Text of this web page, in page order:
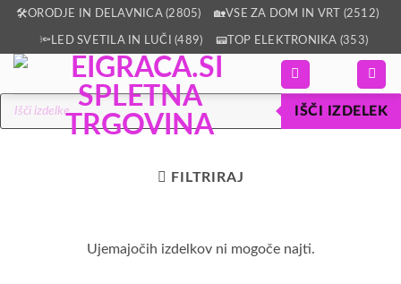
Skoči
vsebino
🛠️ORODJE IN DELAVNICA (2805) 🏡VSE ZA DOM IN VRT (2512)
🔦LED SVETILA IN LUČI (489) 📟TOP ELEKTRONIKA (353)
Products
search
IŠČI IZDELEK
FILTRIRAJ
Ujemajočih izdelkov ni mogoče najti.